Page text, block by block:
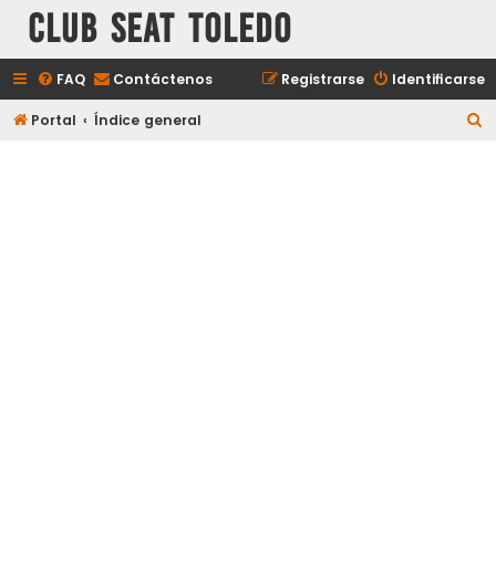
Club Seat Toledo
FAQ Contáctenos Identificarse
Registrarse
Portal Índice general